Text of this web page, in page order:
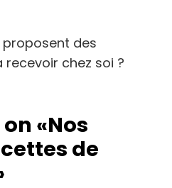
proposent des
chez soi ?
«Nos
de